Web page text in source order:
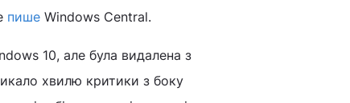
пише Windows Central.
10, але була видалена з
хвилю критики з боку